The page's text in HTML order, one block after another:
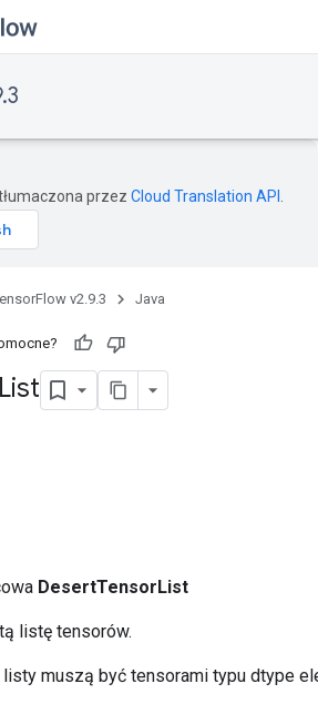
przez Cloud Translation API
v2.9.3 Java
List
DesertTensorList
listę tensorów.
muszą być tensorami typu dtype